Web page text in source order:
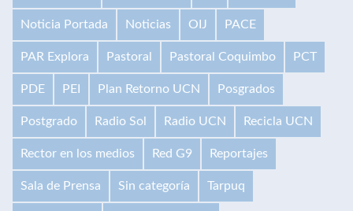
Noticia Portada Noticias OIJ PACE
PAR Explora Pastoral Pastoral Coquimbo PCT
PDE PEI Plan Retorno UCN Posgrados
Postgrado Radio Sol Radio UCN Recicla UCN
Rector en los medios Red G9 Reportajes
Sala de Prensa Sin categoría Tarpuq